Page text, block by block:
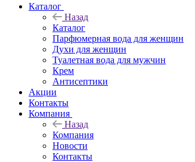
Каталог
Назад
Каталог
Парфюмерная вода для женщин
Духи для женщин
Туалетная вода для мужчин
Крем
Антисептики
Акции
Контакты
Компания
Назад
Компания
Новости
Контакты